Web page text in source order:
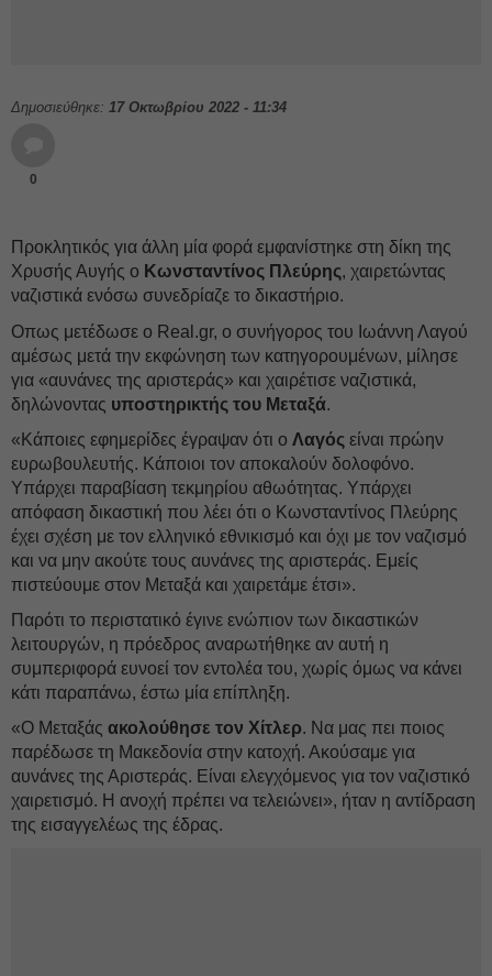
Δημοσιεύθηκε: 17 Οκτωβρίου 2022 - 11:34
0
Προκλητικός για άλλη μία φορά εμφανίστηκε στη δίκη της
Χρυσής Αυγής ο Κωνσταντίνος Πλεύρης, χαιρετώντας
ναζιστικά ενόσω συνεδρίαζε το δικαστήριο.
Οπως μετέδωσε ο Real.gr, ο συνήγορος του Ιωάννη Λαγού
αμέσως μετά την εκφώνηση των κατηγορουμένων, μίλησε
για «αυνάνες της αριστεράς» και χαιρέτισε ναζιστικά,
δηλώνοντας υποστηρικτής του Μεταξά.
«Κάποιες εφημερίδες έγραψαν ότι ο Λαγός είναι πρώην
ευρωβουλευτής. Κάποιοι τον αποκαλούν δολοφόνο.
Υπάρχει παραβίαση τεκμηρίου αθωότητας. Υπάρχει
απόφαση δικαστική που λέει ότι ο Κωνσταντίνος Πλεύρης
έχει σχέση με τον ελληνικό εθνικισμό και όχι με τον ναζισμό
και να μην ακούτε τους αυνάνες της αριστεράς. Εμείς
πιστεύουμε στον Μεταξά και χαιρετάμε έτσι».
Παρότι το περιστατικό έγινε ενώπιον των δικαστικών
λειτουργών, η πρόεδρος αναρωτήθηκε αν αυτή η
συμπεριφορά ευνοεί τον εντολέα του, χωρίς όμως να κάνει
κάτι παραπάνω, έστω μία επίπληξη.
«Ο Μεταξάς ακολούθησε τον Χίτλερ. Να μας πει ποιος
παρέδωσε τη Μακεδονία στην κατοχή. Ακούσαμε για
αυνάνες της Αριστεράς. Είναι ελεγχόμενος για τον ναζιστικό
χαιρετισμό. Η ανοχή πρέπει να τελειώνει», ήταν η αντίδραση
της εισαγγελέως της έδρας.